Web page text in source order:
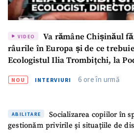
VIDEO
Va rămâne Chișinăul
râurile în Europa și de ce
Ecologistul Ilia Trombițchi, la
NOU INTERVIURI 6 ore în urmă
ABILITARE
Socializarea copiilor în
gestionăm privirile și situațiile de